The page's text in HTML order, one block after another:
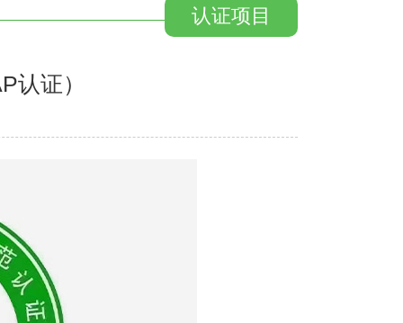
认证项目
认证）